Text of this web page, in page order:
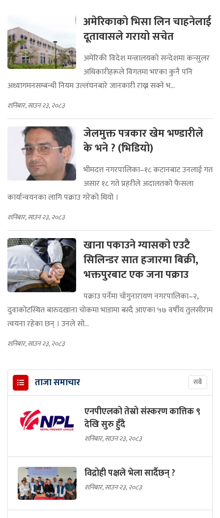
अमेरिकाको भिसा लिन चाहनेलाई
दूतावासले गरायो सचेत
अमेरिकी विदेश मन्त्रालयको सन्देशमा कन्सुलर
अधिकारीहरूले विगतमा भएका कुनै पनि
अध्यागमनसम्बन्धी नियम उल्लंघनबारे जानकारी राख्न सक्ने भ...
शनिबार, साउन २३, २०८३
जेलमुक्त पत्रकार खेम भण्डारीले
के भने ? (भिडियो)
भीमदत्त नगरपालिका–१८ कटानबाट उनलाई गत
असार १८ गते प्रहरीले अदालतको फैसला
कार्यान्वयनका लागि पक्राउ गरेको थियो ।
शनिबार, साउन २३, २०८३
खाना पकाउने ग्यासको एउटै
सिलिन्डर सात हजारमा बिक्री,
भक्तपुरबाट एक जना पक्राउ
पक्राउ पर्नेमा चाँगुनारायण नगरपालिका–२,
दुवाकोटस्थित बारुदखाना चोकमा भाडामा बस्दै आएका ५७ वर्षीय तुलसीराम
त्वयना रहेका छन् । उनले सो...
शनिबार, साउन २३, २०८३
ताजा समाचार सबै
एनपीएलको तेस्रो संस्करण कात्तिक ९
देखि सुरु हुँदै
शनिबार, साउन २३, २०८३
विद्रोही पक्षले भेला सार्दैछन् ?
शनिबार, साउन २३, २०८३